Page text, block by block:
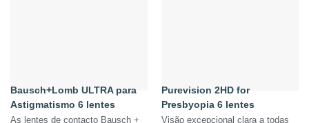
Bausch+Lomb ULTRA para
Astigmatismo 6 lentes
As lentes de contacto Bausch +
Purevision 2HD for
Presbyopia 6 lentes
Visão excepcional clara a todas